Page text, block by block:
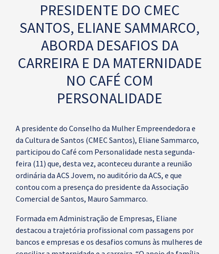
PRESIDENTE DO CMEC
SANTOS, ELIANE SAMMARCO,
ABORDA DESAFIOS DA
CARREIRA E DA MATERNIDADE
NO CAFÉ COM
PERSONALIDADE
A presidente do Conselho da Mulher Empreendedora e
da Cultura de Santos (CMEC Santos), Eliane Sammarco,
participou do Café com Personalidade nesta segunda-
feira (11) que, desta vez, aconteceu durante a reunião
ordinária da ACS Jovem, no auditório da ACS, e que
contou com a presença do presidente da Associação
Comercial de Santos, Mauro Sammarco.
Formada em Administração de Empresas, Eliane
destacou a trajetória profissional com passagens por
bancos e empresas e os desafios comuns às mulheres de